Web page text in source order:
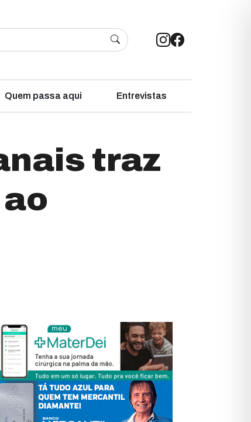
Quem passa aqui Entrevistas
traz